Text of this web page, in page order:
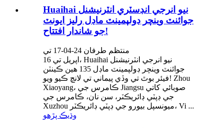
Huaihai نيو انرجي انڊسٽري انٽرنيشنل
جوائنٽ وينچر ڊولپمينٽ ماڊل رليز ايونٽ
جو شاندار افتتاح!
منتظم طرفان 24-04-17 تي
16 اپريل تي، Huaihai نيو انرجي انٽرنيشنل
جوائنٽ وينچر ڊولپمينٽ ماڊل 135 هين ڪينٽن
فيئر بوٿ تي وڏي پيماني تي لانچ ڪيو ويو! Zhou
Xiaoyang، ڪامرس جي Jiangsu صوبائي کاتي
جي ڊپٽي ڊائريڪٽر، سن نان، ڪامرس جي
Xuzhou ميونسپل بيورو جي ڊپٽي ڊائريڪٽر، Vi ...
وڌيڪ پڙهو